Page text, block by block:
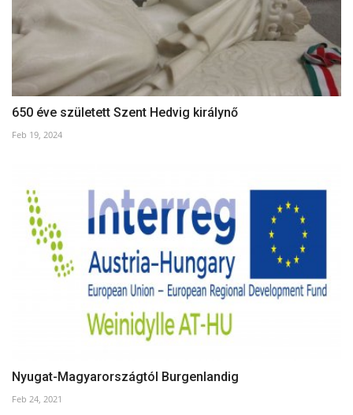
650 éve született Szent Hedvig királynő
Feb 19, 2024
Nyugat-Magyarországtól Burgenlandig
Feb 24, 2021